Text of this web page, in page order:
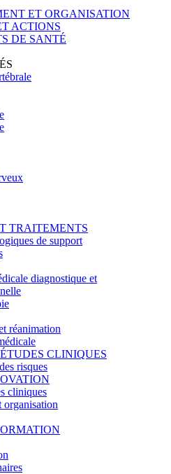
ET ORGANISATION
ACTIONS
DE SANTÉ
TRAITEMENTS
de support
diagnostique et
réanimation
CLINIQUES
risques
cliniques
organisation